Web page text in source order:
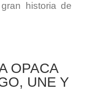
historia de
OPACA
UNE Y